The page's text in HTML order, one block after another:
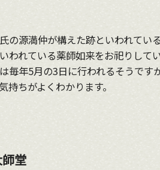
の源満仲が構えた跡といわれて
われている薬師如来をお祀りして
毎年5月の3日に行われるそうです
持ちがよくわかります。
堂